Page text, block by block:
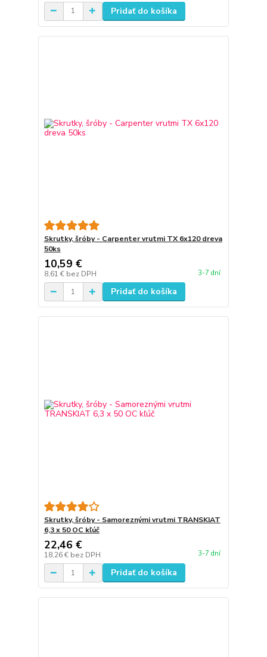
Pridať do košíka
Skrutky, šróby - Carpenter vrutmi TX 6x120 dreva
50ks
10,59 €
8,61 € bez DPH 3-7 dní
Pridať do košíka
Skrutky, šróby - Samoreznými vrutmi TRANSKIAT
6,3 x 50 OC kľúč
22,46 €
18,26 € bez DPH 3-7 dní
Pridať do košíka